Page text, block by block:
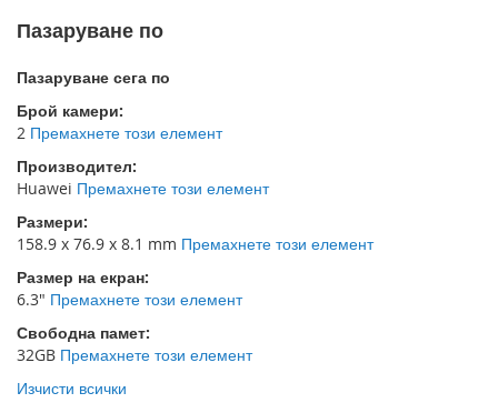
Пазаруване по
Пазаруване сега по
Брой камери
2 Премахнете този елемент
Производител
Huawei Премахнете този елемент
Размери
158.9 x 76.9 x 8.1 mm Премахнете този елемент
Размер на екран
6.3" Премахнете този елемент
Свободна памет
32GB Премахнете този елемент
Изчисти всички